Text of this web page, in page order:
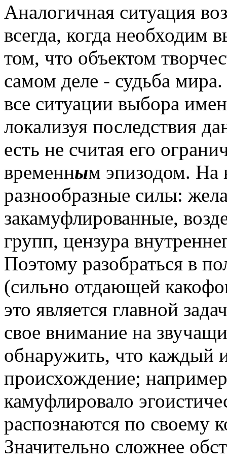
Аналогичная ситуация
всегда, когда необходим
том, что объектом
самом деле - судьба
все ситуации выбора
локализуя последствия
есть не считая его
временным эпизодом. На
разнообразные силы:
закамуфлированные,
групп, цензура
Поэтому разобраться в
(сильно отдающей
это является главной
свое внимание на
обнаружить, что каждый
происхождение;
камуфлировало
распознаются по своему
Значительно сложнее